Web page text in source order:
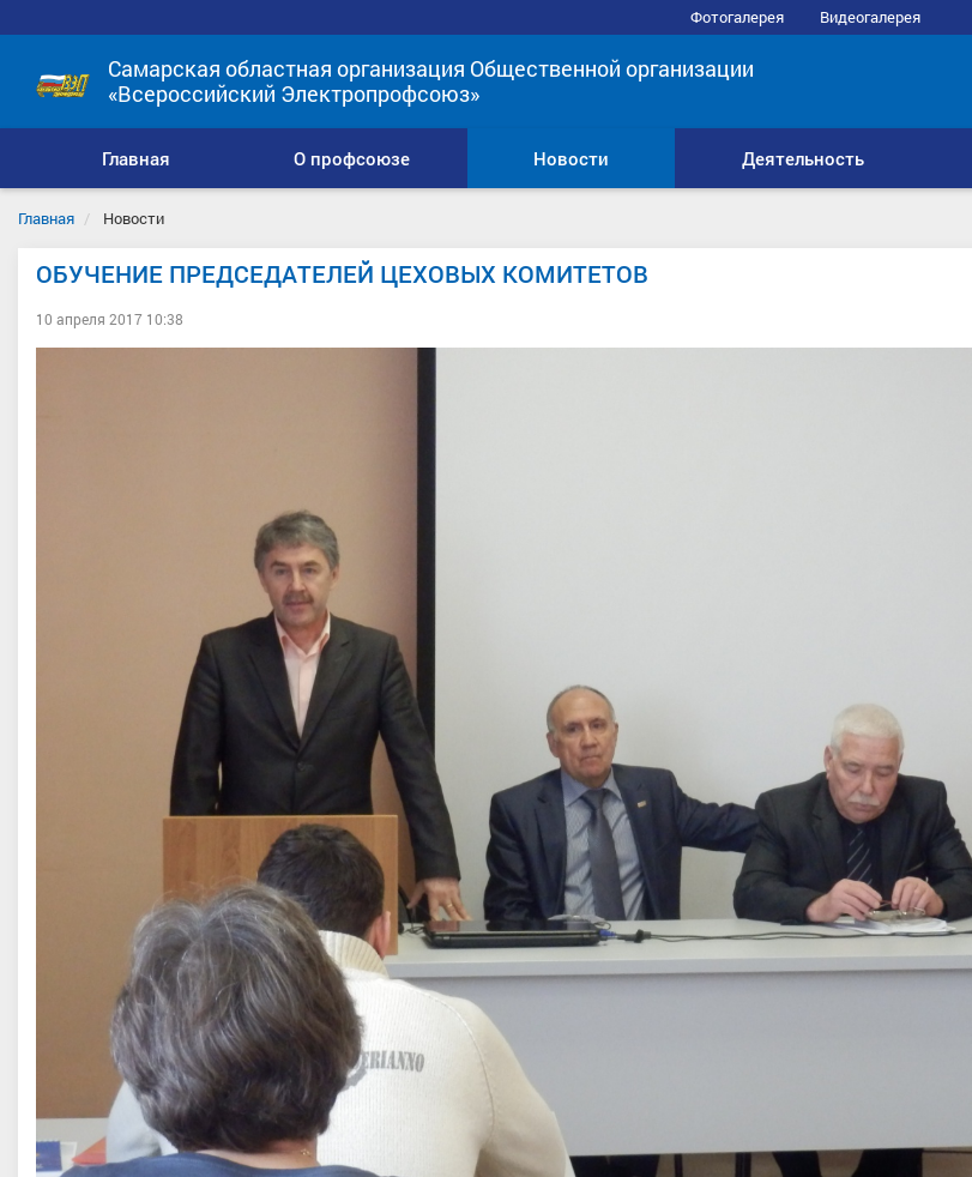
Фотогалерея Видеогалерея
Самарская областная организация Общественной организации
«Всероссийский Электропрофсоюз»
Главная О профсоюзе Новости Деятельность
Главная Новости
ОБУЧЕНИЕ ПРЕДСЕДАТЕЛЕЙ ЦЕХОВЫХ КОМИТЕТОВ
10 апреля 2017 10:38